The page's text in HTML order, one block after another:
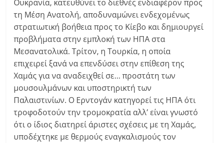
Ουκρανία, κατευθύνει το διεθνές ενδιαφέρον προς
τη Μέση Ανατολή, αποδυναμώνει ενδεχομένως
στρατιωτική βοήθεια προς το Κίεβο και δημιουργεί
προβλήματα στην εμπλοκή των ΗΠΑ στα
Μεσανατολικά. Τρίτον, η Τουρκία, η οποία
επιχειρεί ξανά να επενδύσει στην επίθεση της
Χαμάς για να αναδειχθεί σε… προστάτη των
μουσουλμάνων και υποστηρικτή των
Παλαιστινίων. Ο Ερντογάν κατηγορεί τις ΗΠΑ ότι
τροφοδοτούν την τρομοκρατία αλλ’ είναι γνωστό
ότι ο ίδιος διατηρεί άριστες σχέσεις με τη Χαμάς,
υποδέχτηκε με θερμούς εναγκαλισμούς τον